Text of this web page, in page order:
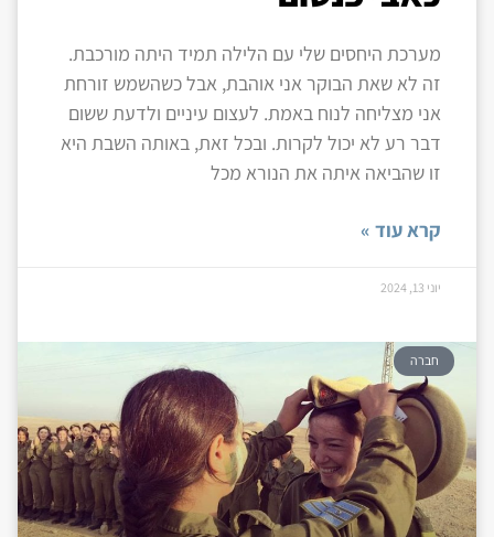
מערכת היחסים שלי עם הלילה תמיד היתה מורכבת.
זה לא שאת הבוקר אני אוהבת, אבל כשהשמש זורחת
אני מצליחה לנוח באמת. לעצום עיניים ולדעת ששום
דבר רע לא יכול לקרות. ובכל זאת, באותה השבת היא
זו שהביאה איתה את הנורא מכל
קרא עוד »
יוני 13, 2024
חברה